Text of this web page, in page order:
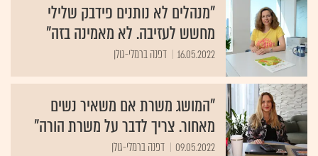
"מנהלים לא נותנים פידבק שלילי
מחשש לעזיבה. לא מאמינה בזה"
16.05.2022 דפנה ברמלי-גולן
"המושג משרת אם משאיר נשים
מאחור. צריך לדבר על משרת הורה"
09.05.2022 דפנה ברמלי-גולן